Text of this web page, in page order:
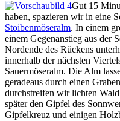
Gut 15
haben, spazieren wir in eine
Stoibenmöseralm. In einem
einem Gegenanstieg aus der
Nordende des Rückens
innerhalb der nächsten
Sauermöseralm. Die Alm
geradeaus durch einen
durchstreifen wir lichten
später den Gipfel des
Gipfelkreuz und einigen